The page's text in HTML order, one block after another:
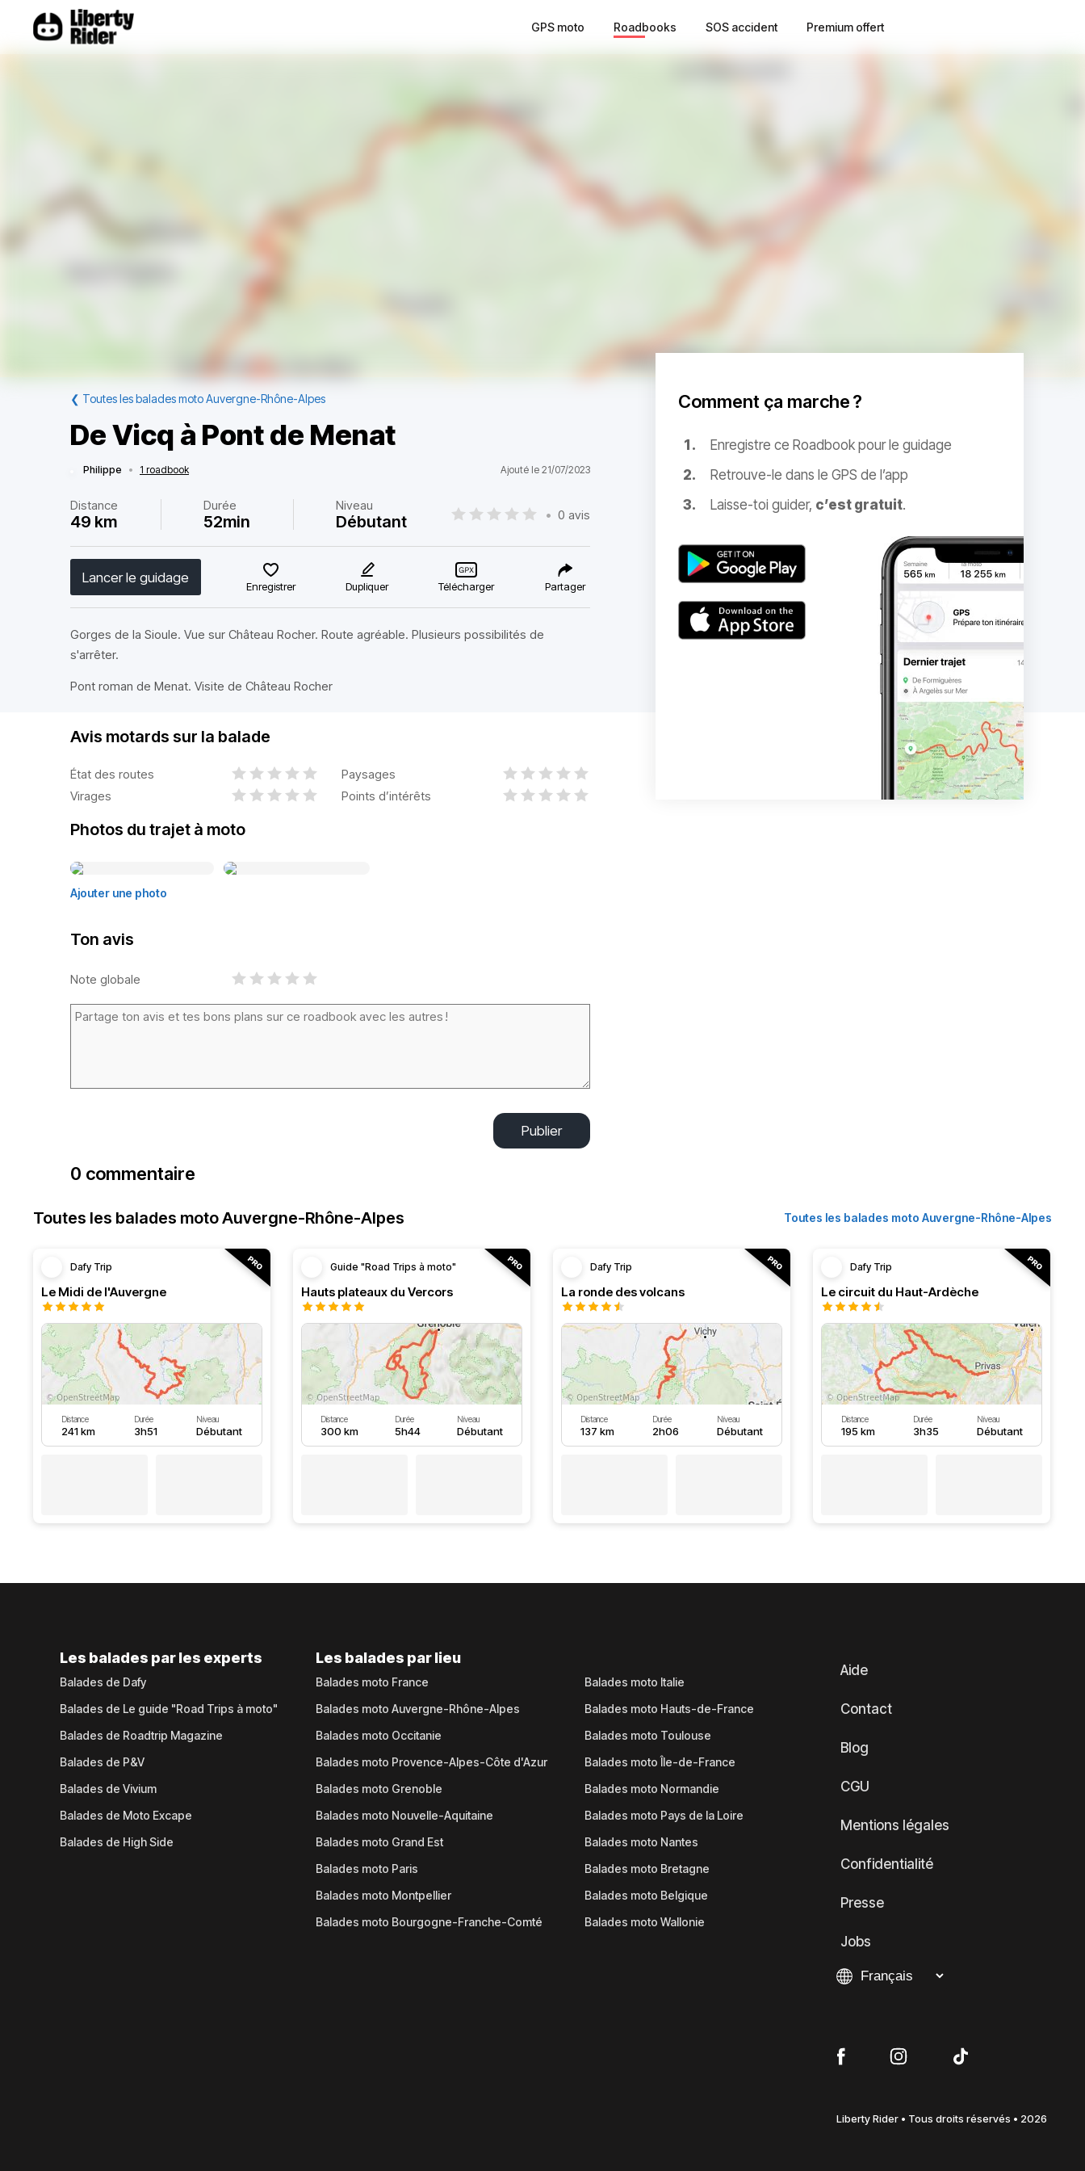
GPS moto Roadbooks SOS accident Premium offert
❮ Toutes les balades moto Auvergne-Rhône-Alpes
De Vicq à Pont de Menat
Philippe • 1 roadbook Ajouté le 21/07/2023
Distance
49 km
Durée
52min
Niveau
Débutant • 0 avis
Lancer le guidage
Enregistrer Dupliquer Télécharger Partager
Gorges de la Sioule. Vue sur Château Rocher. Route agréable. Plusieurs possibilités de
s'arrêter.
Pont roman de Menat. Visite de Château Rocher
Comment ça marche ?
Enregistre ce Roadbook pour le guidage
Retrouve-le dans le GPS de l’app
Laisse-toi guider, c’est gratuit.
Avis motards sur la balade
État des routes
Paysages
Virages
Points d’intérêts
Photos du trajet à moto
Ajouter une photo
Ton avis
Note globale
Publier
0 commentaire
Toutes les balades moto Auvergne-Rhône-Alpes Toutes les balades moto Auvergne-Rhône-Alpes
Dafy Trip
Le Midi de l'Auvergne
Distance
241 km
Durée
3h51
Niveau
Débutant
Guide "Road Trips à moto"
Hauts plateaux du Vercors
Distance
300 km
Durée
5h44
Niveau
Débutant
Dafy Trip
La ronde des volcans
Distance
137 km
Durée
2h06
Niveau
Débutant
Dafy Trip
Le circuit du Haut-Ardèche
Distance
195 km
Durée
3h35
Niveau
Débutant
Les balades par les experts
Balades de Dafy
Balades de Le guide "Road Trips à moto"
Balades de Roadtrip Magazine
Balades de P&V
Balades de Vivium
Balades de Moto Excape
Balades de High Side
Les balades par lieu
Balades moto France
Balades moto Auvergne-Rhône-Alpes
Balades moto Occitanie
Balades moto Provence-Alpes-Côte d'Azur
Balades moto Grenoble
Balades moto Nouvelle-Aquitaine
Balades moto Grand Est
Balades moto Paris
Balades moto Montpellier
Balades moto Bourgogne-Franche-Comté
Balades moto Italie
Balades moto Hauts-de-France
Balades moto Toulouse
Balades moto Île-de-France
Balades moto Normandie
Balades moto Pays de la Loire
Balades moto Nantes
Balades moto Bretagne
Balades moto Belgique
Balades moto Wallonie
Aide
Contact
Blog
CGU
Mentions légales
Confidentialité
Presse
Jobs
Liberty Rider • Tous droits réservés • 2026